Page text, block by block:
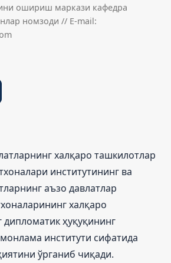
ошириш маркази кафедра
номзоди // E-mail:
халқаро ташкилотлар
институтининг ва
аъзо давлатлар
халқаро
ҳуқуқининг
институти сифатида
ўрганиб чиқади.